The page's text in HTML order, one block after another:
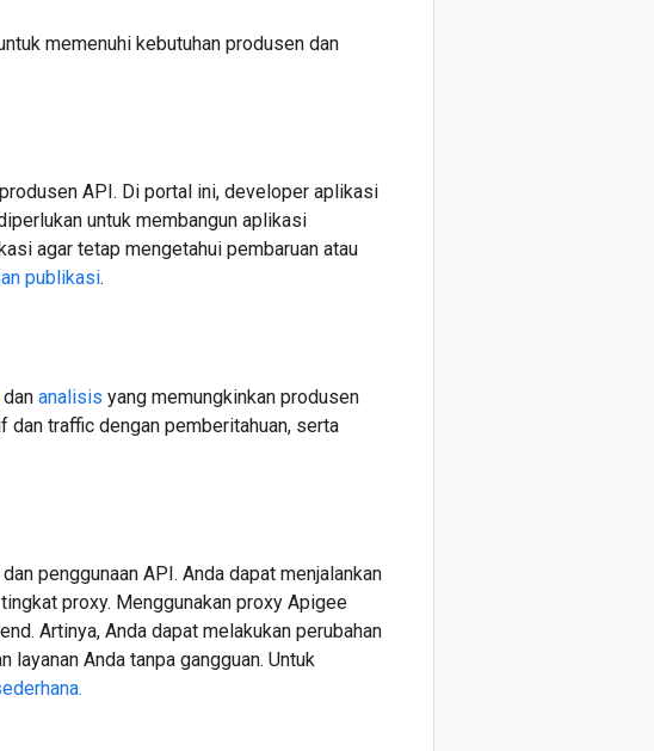
memenuhi kebutuhan produsen dan
API. Di portal ini, developer aplikasi
untuk membangun aplikasi
agar tetap mengetahui pembaruan atau
publikasi.
dan analisis yang memungkinkan produsen
dan traffic dengan pemberitahuan, serta
penggunaan API. Anda dapat menjalankan
proxy. Menggunakan proxy Apigee
Artinya, Anda dapat melakukan perubahan
Anda tanpa gangguan. Untuk